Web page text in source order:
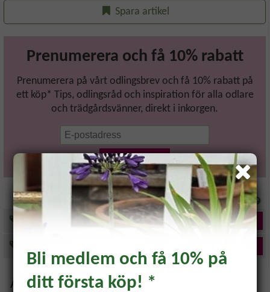
Spara artikel
Prenumerera och få 10% rabatt
Prenumerera på vårt odlingsbrev och få 10% rabatt på
ett köp* Tips, odlingsråd och inspiration för alla odlare
och trädgårdsvänner, direkt i inkorgen.
Prenumerera
Info
Frukt & Bär
Följ
Aktuella produkter
Bli medlem och få 10% på
ditt första köp! *